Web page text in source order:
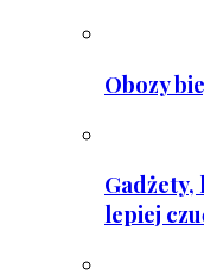
Obozy
lepiej